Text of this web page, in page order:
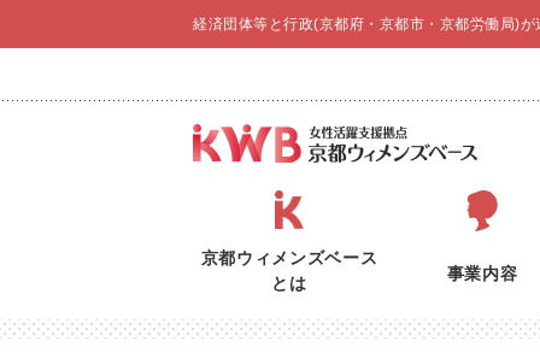
経済団体等と行政(京都府・京都市・京都労働局)
京都ウィメンズベース
とは
事業内容